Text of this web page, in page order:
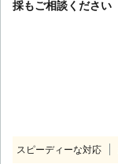
採もご相談ください
スピーディーな対応